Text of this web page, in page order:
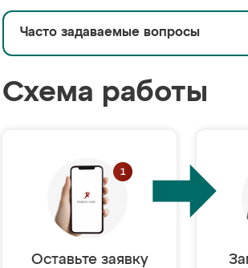
Часто задаваемые вопросы
Схема работы
Оставьте заявку